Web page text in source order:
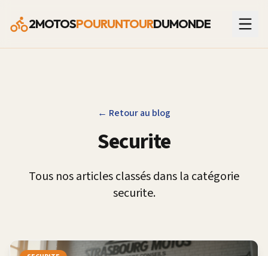
2MOTOSPOURUNTOURDUMONDE
← Retour au blog
Securite
Tous nos articles classés dans la catégorie
securite.